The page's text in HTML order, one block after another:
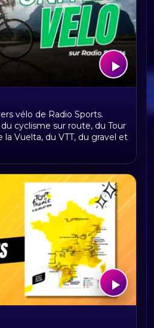
Cyclo, votre
vélo de Radio Sports.
cyclisme sur route, du Tour
la Vuelta, du VTT, du gravel et